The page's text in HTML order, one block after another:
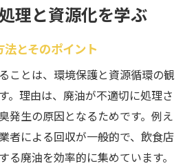
理と資源化を学ぶ
とそのポイント
ことは、環境保護と資源循環の観
。理由は、廃油が不適切に処理さ
発生の原因となるためです。例え
者による回収が一般的で、飲食店
る廃油を効率的に集めています。